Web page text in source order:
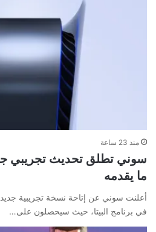
منذ 23 ساعة
ما يقدمه
في برنامج البيتا، حيث سيحصلون على…